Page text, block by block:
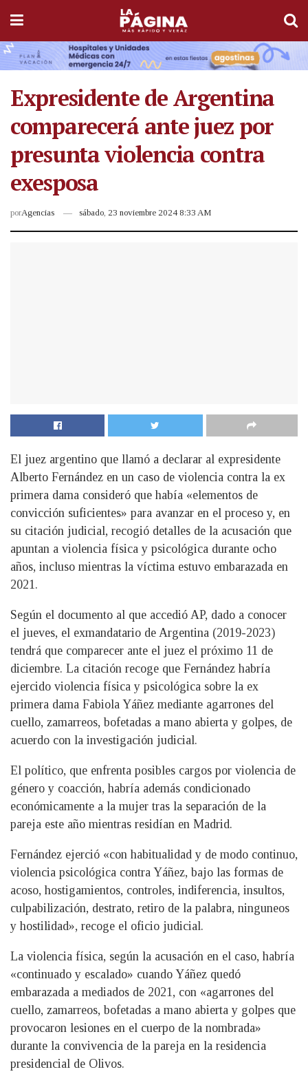
Expresidente de Argentina
comparecerá ante juez por
presunta violencia contra
exesposa
porAgencias sábado, 23 noviembre 2024 8:33 AM
El juez argentino que llamó a declarar al expresidente
Alberto Fernández en un caso de violencia contra la ex
primera dama consideró que había «elementos de
convicción suficientes» para avanzar en el proceso y, en
su citación judicial, recogió detalles de la acusación que
apuntan a violencia física y psicológica durante ocho
años, incluso mientras la víctima estuvo embarazada en
2021.
Según el documento al que accedió AP, dado a conocer
el jueves, el exmandatario de Argentina (2019-2023)
tendrá que comparecer ante el juez el próximo 11 de
diciembre. La citación recoge que Fernández habría
ejercido violencia física y psicológica sobre la ex
primera dama Fabiola Yáñez mediante agarrones del
cuello, zamarreos, bofetadas a mano abierta y golpes, de
acuerdo con la investigación judicial.
El político, que enfrenta posibles cargos por violencia de
género y coacción, habría además condicionado
económicamente a la mujer tras la separación de la
pareja este año mientras residían en Madrid.
Fernández ejerció «con habitualidad y de modo continuo,
violencia psicológica contra Yáñez, bajo las formas de
acoso, hostigamientos, controles, indiferencia, insultos,
culpabilización, destrato, retiro de la palabra, ninguneos
y hostilidad», recoge el oficio judicial.
La violencia física, según la acusación en el caso, habría
«continuado y escalado» cuando Yáñez quedó
embarazada a mediados de 2021, con «agarrones del
cuello, zamarreos, bofetadas a mano abierta y golpes que
provocaron lesiones en el cuerpo de la nombrada»
durante la convivencia de la pareja en la residencia
presidencial de Olivos.